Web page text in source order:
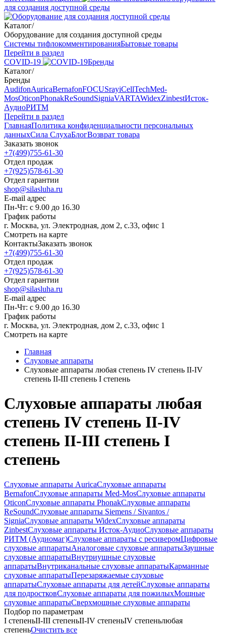
для создания доступной среды
Каталог/
Оборудование для создания доступной среды
Системы тифлокомментированияБытовые товары
Перейти в раздел
COVID-19
Бренды
Каталог/
Бренды
AudifonAuricaBernafonFOCUSrayiCellTechMed-
MosOticonPhonakReSoundSigniaVARTAWidexZinbestИсток-
АудиоРИТМ
Перейти в раздел
ГлавнаяПолитика конфиденциальности персональных
данныхСила СлухаБлогВозврат товара
Заказать звонок
+7(499)755-61-30
Отдел продаж
+7(925)578-61-30
Отдел гарантии
shop@silasluha.ru
E-mail адрес
Пн-Чт: с 9.00 до 16.30
График работы
г. Москва, ул. Электродная, дом 2, с.33, офис 1
Смотреть на карте
КонтактыЗаказать звонок
+7(499)755-61-30
Отдел продаж
+7(925)578-61-30
Отдел гарантии
shop@silasluha.ru
E-mail адрес
Пн-Чт: с 9.00 до 16.30
График работы
г. Москва, ул. Электродная, дом 2, с.33, офис 1
Смотреть на карте
Главная
Слуховые аппараты
Слуховые аппараты любая степень IV степень II-IV
степень II-III степень I степень
Слуховые аппараты любая
степень IV степень II-IV
степень II-III степень I
степень
Слуховые аппараты AuricaСлуховые аппараты
BernafonСлуховые аппараты Med-MosСлуховые аппараты
OticonСлуховые аппараты PhonakСлуховые аппараты
ReSoundСлуховые аппараты Siemens / Sivantos /
SigniaСлуховые аппараты WidexСлуховые аппараты
ZinbestСлуховые аппараты Исток-АудиоСлуховые аппараты
РИТМ (Аудиомаг)Слуховые аппараты с ресиверомЦифровые
слуховые аппаратыАналоговые слуховые аппаратыЗаушные
слуховые аппаратыВнутриушные слуховые
аппаратыВнутриканальные слуховые аппаратыКарманные
слуховые аппаратыПерезаряжаемые слуховые
аппаратыСлуховые аппараты для детейСлуховые аппараты
для подростковСлуховые аппараты для пожилыхМощные
слуховые аппаратыСверхмощные слуховые аппараты
Подбор по параметрам
I степеньII-III степеньII-IV степеньIV степеньлюбая
степеньОчистить все